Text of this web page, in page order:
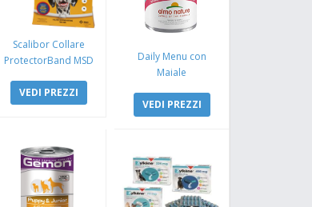
Scalibor Collare
ProtectorBand MSD
VEDI PREZZI
Daily Menu con
Maiale
VEDI PREZZI